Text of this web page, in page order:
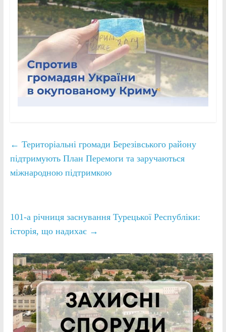
← Територіальні громади Березівського району
підтримують План Перемоги та заручаються
міжнародною підтримкою
101-а річниця заснування Турецької Республіки:
історія, що надихає →